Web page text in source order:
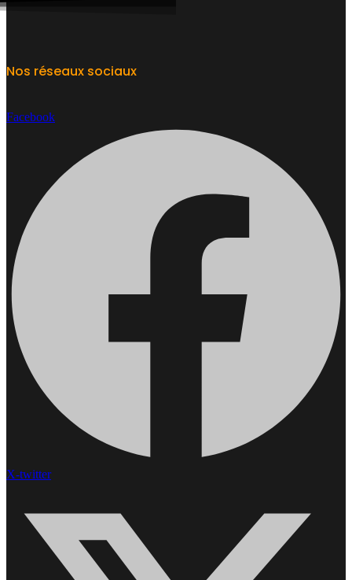
Nos réseaux sociaux
Facebook
X-twitter